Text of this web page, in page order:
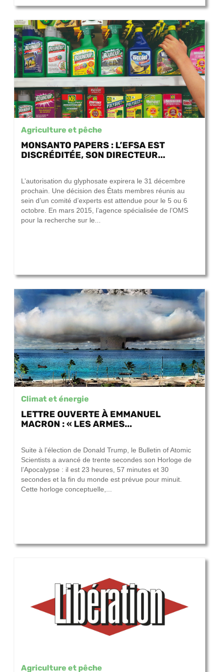
Agriculture et pêche
MONSANTO PAPERS : L’EFSA EST
DISCRÉDITÉE, SON DIRECTEUR...
L’autorisation du glyphosate expirera le 31 décembre
prochain. Une décision des États membres réunis au
sein d’un comité d’experts est attendue pour le 5 ou 6
octobre. En mars 2015, l’agence spécialisée de l’OMS
pour la recherche sur le...
Climat et énergie
LETTRE OUVERTE À EMMANUEL
MACRON : « LES ARMES...
Suite à l’élection de Donald Trump, le Bulletin of Atomic
Scientists a avancé de trente secondes son Horloge de
l’Apocalypse : il est 23 heures, 57 minutes et 30
secondes et la fin du monde est prévue pour minuit.
Cette horloge conceptuelle,...
Agriculture et pêche